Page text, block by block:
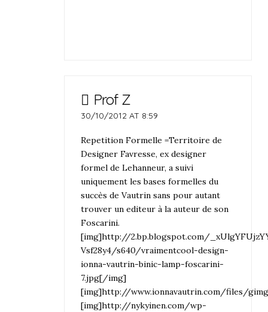
Prof Z
30/10/2012 AT 8:59
Repetition Formelle =Territoire de
Designer Favresse, ex designer
formel de Lehanneur, a suivi
uniquement les bases formelles du
succès de Vautrin sans pour autant
trouver un editeur à la auteur de son
Foscarini.
[img]http://2.bp.blogspot.com/
Vsf28y4/s640/vraimentcool-design-
ionna-vautrin-binic-lamp-foscarini-
7.jpg[/img]
[img]http://www.ionnavautrin.com/files/
[img]http://nykyinen.com/wp-